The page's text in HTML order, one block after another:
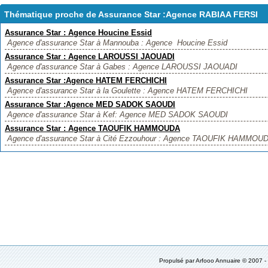
Thématique proche de Assurance Star :Agence RABIAA FERSI
Assurance Star : Agence Houcine Essid
Agence d'assurance Star à Mannouba : Agence Houcine Essid
Assurance Star : Agence LAROUSSI JAOUADI
Agence d'assurance Star à Gabes : Agence LAROUSSI JAOUADI
Assurance Star :Agence HATEM FERCHICHI
Agence d'assurance Star à la Goulette : Agence HATEM FERCHICHI
Assurance Star :Agence MED SADOK SAOUDI
Agence d'assurance Star à Kef: Agence MED SADOK SAOUDI
Assurance Star : Agence TAOUFIK HAMMOUDA
Agence d'assurance Star à Cité Ezzouhour : Agence TAOUFIK
Propulsé parArfooo Annuaire © 2007